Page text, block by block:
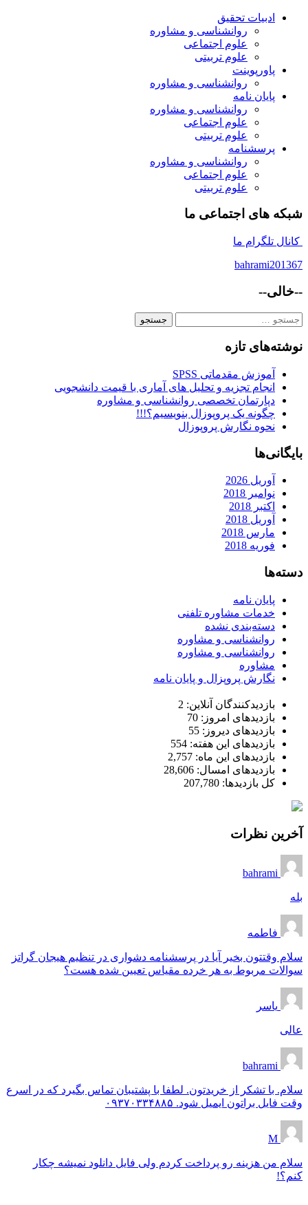
ادبیات تحقیق
روانشناسی و مشاوره
علوم اجتماعی
علوم تربیتی
پاورپوینت
روانشناسی و مشاوره
پایان نامه
روانشناسی و مشاوره
علوم اجتماعی
علوم تربیتی
پرسشنامه
روانشناسی و مشاوره
علوم اجتماعی
علوم تربیتی
شبکه های اجتماعی ما
کانال تلگرام ما
bahrami201367
--خالی--
جستجو
نوشته‌های تازه
آموزش مقدماتی SPSS
انجام تجزیه و تحلیل های آماری با قیمت دانشجویی
دپارتمان تخصصی روانشناسی و مشاوره
چگونه یک پروپوزال بنویسیم؟!!!
نحوه نگارش پروپوزال
بایگانی‌ها
آوریل 2026
نوامبر 2018
اکتبر 2018
آوریل 2018
مارس 2018
فوریه 2018
دسته‌ها
پایان نامه
خدمات مشاوره تلفنی
دسته‌بندی نشده
روانشناسی و مشاوره
روانشناسی و مشاوره
مشاوره
نگارش پروپزال و پایان نامه
بازدیدکنندگان آنلاین: 2
بازدیدهای امروز: 70
بازدیدهای دیروز: 55
بازدیدهای این هفته: 554
بازدیدهای این ماه: 2,757
بازدیدهای امسال: 28,606
کل بازدیدها: 207,780
آخرین نظرات
bahrami
بله
فاطمه
سلام وقتتون بخیر آیا در پرسشنامه دشواری در تنظیم هیجان گراتز
سوالات مربوط به هر خرده مقیاس تعیین شده هست؟
یاسر
عالی
bahrami
سلام. با تشکر از خریدتون. لطفا با پشتیبان تماس بگیرد که در اسرع
وقت فایل براتون ایمیل شود. ۰۹۳۷۰۳۳۴۸۸۵
M
سلام من هزینه رو پرداخت کردم ولی فایل دانلود نمیشه چکار
کنم؟!